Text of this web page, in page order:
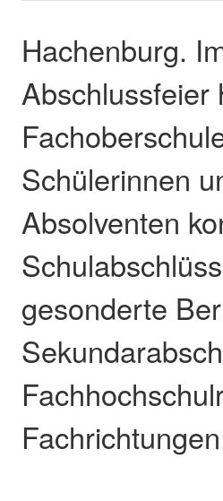
Hachenburg.
Abschlussfeier
Schülerinnen
Absolventen
gesonderte